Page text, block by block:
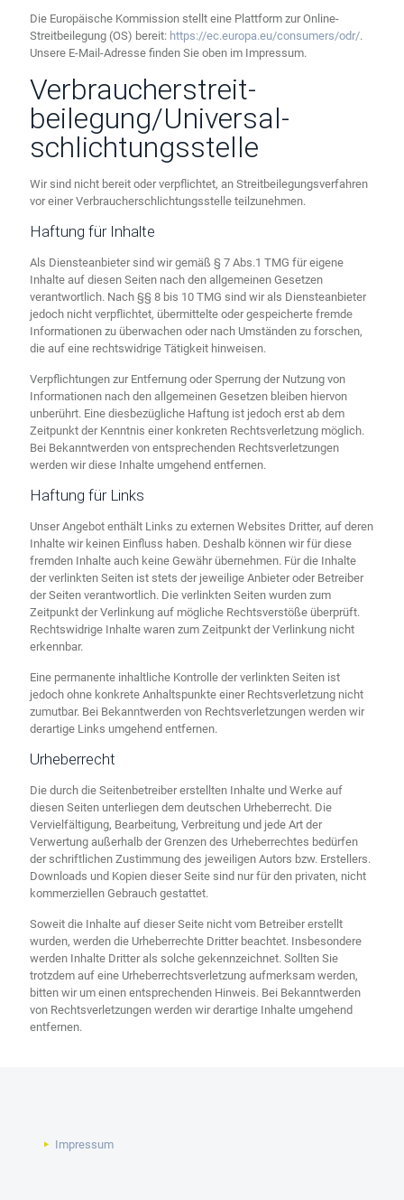
Die Europäische Kommission stellt eine Plattform zur Online-
Streitbeilegung (OS) bereit: https://ec.europa.eu/consumers/odr/.
Unsere E-Mail-Adresse finden Sie oben im Impressum.
Verbraucher­streit­
beilegung/Universal­
schlichtungs­stelle
Wir sind nicht bereit oder verpflichtet, an Streitbeilegungsverfahren
vor einer Verbraucherschlichtungsstelle teilzunehmen.
Haftung für Inhalte
Als Diensteanbieter sind wir gemäß § 7 Abs.1 TMG für eigene
Inhalte auf diesen Seiten nach den allgemeinen Gesetzen
verantwortlich. Nach §§ 8 bis 10 TMG sind wir als Diensteanbieter
jedoch nicht verpflichtet, übermittelte oder gespeicherte fremde
Informationen zu überwachen oder nach Umständen zu forschen,
die auf eine rechtswidrige Tätigkeit hinweisen.
Verpflichtungen zur Entfernung oder Sperrung der Nutzung von
Informationen nach den allgemeinen Gesetzen bleiben hiervon
unberührt. Eine diesbezügliche Haftung ist jedoch erst ab dem
Zeitpunkt der Kenntnis einer konkreten Rechtsverletzung möglich.
Bei Bekanntwerden von entsprechenden Rechtsverletzungen
werden wir diese Inhalte umgehend entfernen.
Haftung für Links
Unser Angebot enthält Links zu externen Websites Dritter, auf deren
Inhalte wir keinen Einfluss haben. Deshalb können wir für diese
fremden Inhalte auch keine Gewähr übernehmen. Für die Inhalte
der verlinkten Seiten ist stets der jeweilige Anbieter oder Betreiber
der Seiten verantwortlich. Die verlinkten Seiten wurden zum
Zeitpunkt der Verlinkung auf mögliche Rechtsverstöße überprüft.
Rechtswidrige Inhalte waren zum Zeitpunkt der Verlinkung nicht
erkennbar.
Eine permanente inhaltliche Kontrolle der verlinkten Seiten ist
jedoch ohne konkrete Anhaltspunkte einer Rechtsverletzung nicht
zumutbar. Bei Bekanntwerden von Rechtsverletzungen werden wir
derartige Links umgehend entfernen.
Urheberrecht
Die durch die Seitenbetreiber erstellten Inhalte und Werke auf
diesen Seiten unterliegen dem deutschen Urheberrecht. Die
Vervielfältigung, Bearbeitung, Verbreitung und jede Art der
Verwertung außerhalb der Grenzen des Urheberrechtes bedürfen
der schriftlichen Zustimmung des jeweiligen Autors bzw. Erstellers.
Downloads und Kopien dieser Seite sind nur für den privaten, nicht
kommerziellen Gebrauch gestattet.
Soweit die Inhalte auf dieser Seite nicht vom Betreiber erstellt
wurden, werden die Urheberrechte Dritter beachtet. Insbesondere
werden Inhalte Dritter als solche gekennzeichnet. Sollten Sie
trotzdem auf eine Urheberrechtsverletzung aufmerksam werden,
bitten wir um einen entsprechenden Hinweis. Bei Bekanntwerden
von Rechtsverletzungen werden wir derartige Inhalte umgehend
entfernen.
Impressum